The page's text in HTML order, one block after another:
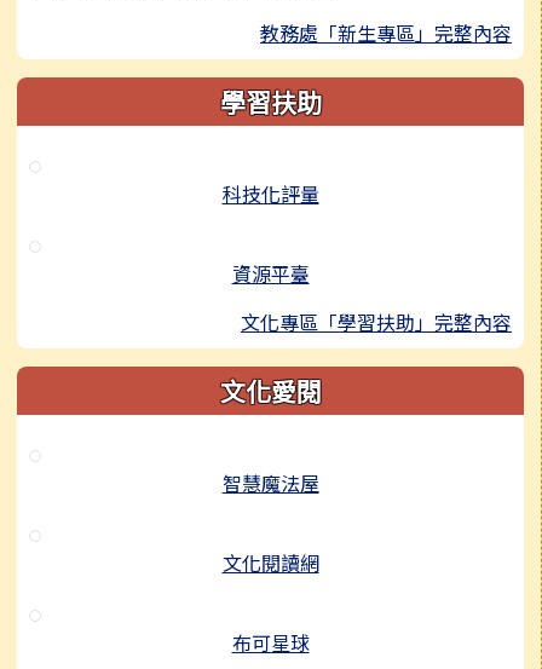
教務處「新生專區」完整內容
學習扶助
科技化評量
資源平臺
文化專區「學習扶助」完整內容
文化愛閱
智慧魔法屋
文化閱讀網
布可星球